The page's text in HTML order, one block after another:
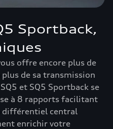
Sportback,
offre encore plus de
de sa transmission
et SQ5 Sportback se
à 8 rapports facilitant
différentiel central
enrichir votre